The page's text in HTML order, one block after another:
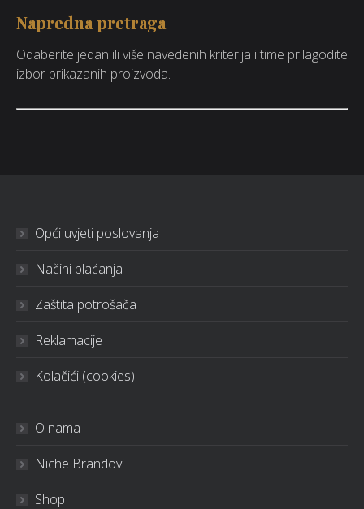
Napredna pretraga
Odaberite jedan ili više navedenih kriterija i time prilagodite
izbor prikazanih proizvoda.
Opći uvjeti poslovanja
Načini plaćanja
Zaštita potrošača
Reklamacije
Kolačići (cookies)
O nama
Niche Brandovi
Shop